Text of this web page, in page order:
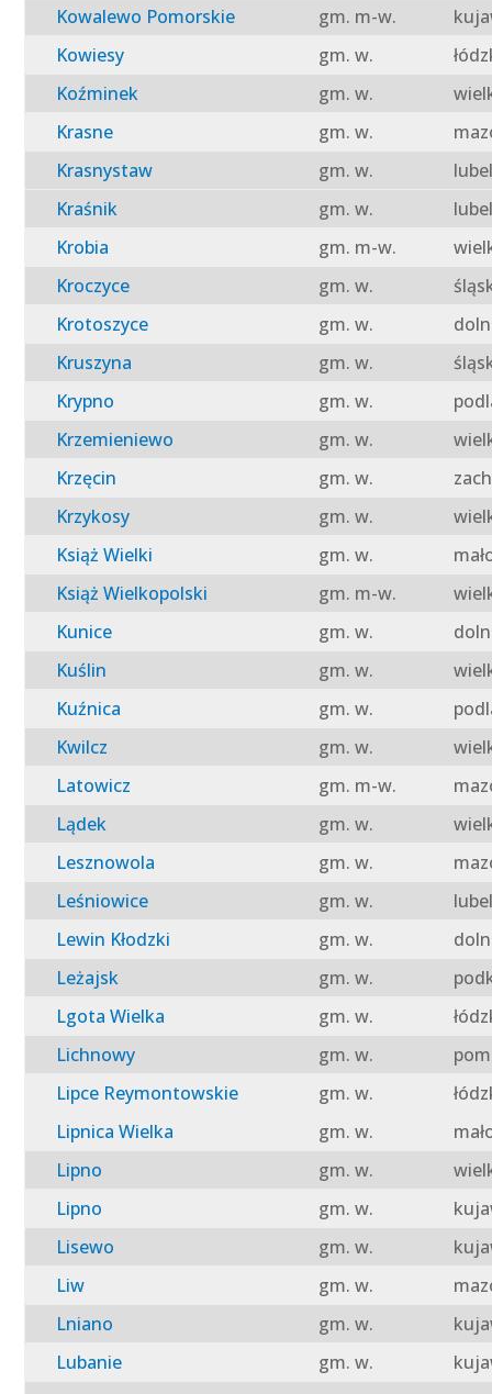
Kowalewo Pomorskie
gm. m-w.
Kowiesy
gm. w.
Koźminek
gm. w.
Krasne
gm. w.
Krasnystaw
gm. w.
Kraśnik
gm. w.
Krobia
gm. m-w.
Kroczyce
gm. w.
Krotoszyce
gm. w.
Kruszyna
gm. w.
Krypno
gm. w.
Krzemieniewo
gm. w.
Krzęcin
gm. w.
Krzykosy
gm. w.
Książ Wielki
gm. w.
Książ Wielkopolski
gm. m-w.
Kunice
gm. w.
Kuślin
gm. w.
Kuźnica
gm. w.
Kwilcz
gm. w.
Latowicz
gm. m-w.
Lądek
gm. w.
Lesznowola
gm. w.
Leśniowice
gm. w.
Lewin Kłodzki
gm. w.
Leżajsk
gm. w.
Lgota Wielka
gm. w.
Lichnowy
gm. w.
Lipce Reymontowskie
gm. w.
Lipnica Wielka
gm. w.
Lipno
gm. w.
Lipno
gm. w.
Lisewo
gm. w.
Liw
gm. w.
Lniano
gm. w.
Lubanie
gm. w.